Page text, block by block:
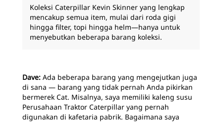
Koleksi Caterpillar Kevin Skinner yang lengkap
mencakup semua item, mulai dari roda gigi
hingga filter, topi hingga helm—hanya untuk
menyebutkan beberapa barang koleksi.
Dave: Ada beberapa barang yang mengejutkan juga
di sana — barang yang tidak pernah Anda pikirkan
bermerek Cat. Misalnya, saya memiliki kaleng susu
Perusahaan Traktor Caterpillar yang pernah
digunakan di kafetaria pabrik. Bagaimana saya